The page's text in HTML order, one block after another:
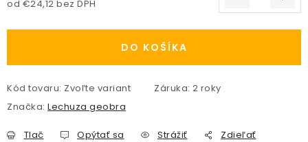
od €24,12 bez DPH
DO KOŠÍKA
Kód tovaru: Zvoľte variant Záruka: 2 roky
Značka: Lechuza geobra
Tlač Opýtať sa Strážiť Zdieľať